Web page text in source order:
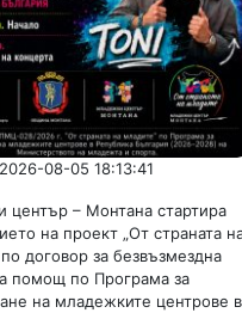
08-05 18:13:41
център – Монтана стартира
на проект „От страната
договор за безвъзмездна
помощ по Програма за
на младежките центрове в